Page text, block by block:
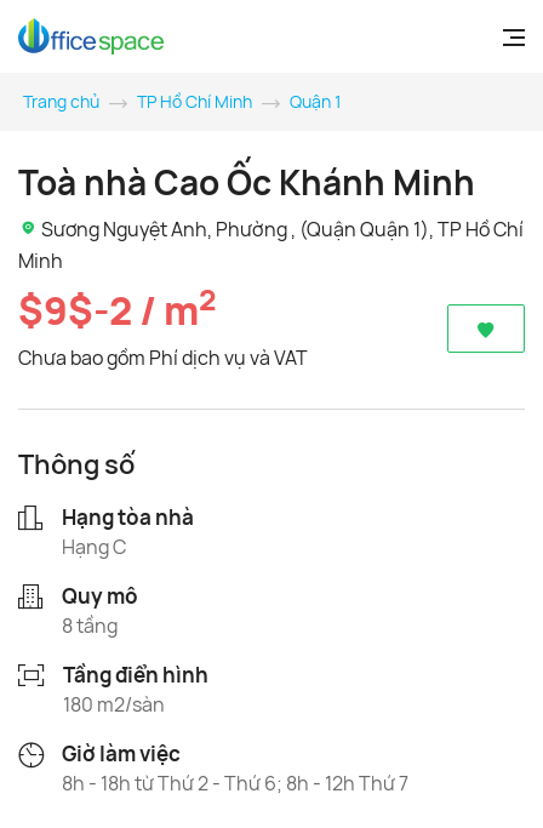
Trang chủ TP Hồ Chí Minh Quận 1
Toà nhà Cao Ốc Khánh Minh
Sương Nguyệt Anh, Phường , (Quận Quận 1), TP Hồ Chí
Minh
$9$-2 / m2
Chưa bao gồm Phí dịch vụ và VAT
Thông số
Hạng tòa nhà
Hạng C
Quy mô
8 tầng
Tầng điển hình
180 m2/sàn
Giờ làm việc
8h - 18h từ Thứ 2 - Thứ 6; 8h - 12h Thứ 7